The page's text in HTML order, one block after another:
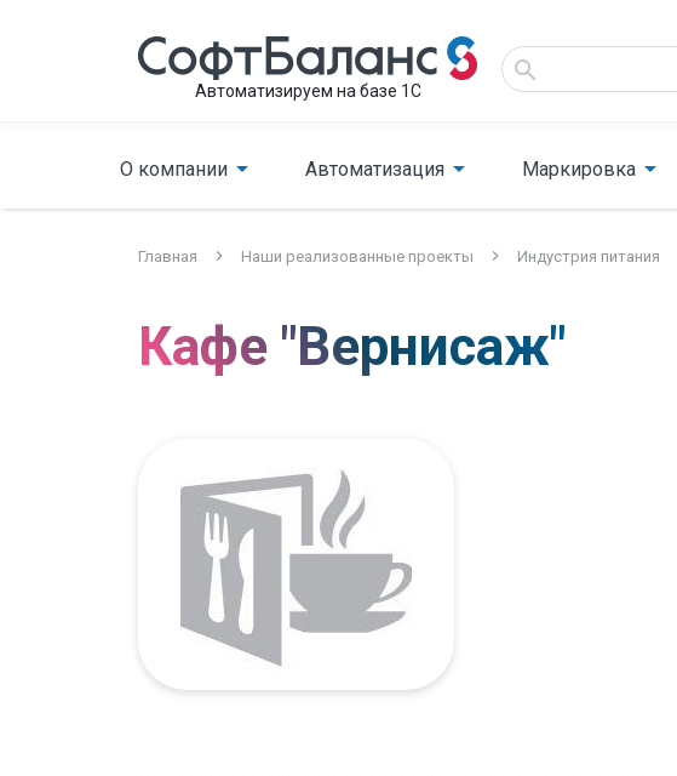
Автоматизируем на базе 1С
О компании Автоматизация Маркировка
Главная Наши реализованные проекты Индустрия питания
Кафе "Вернисаж"